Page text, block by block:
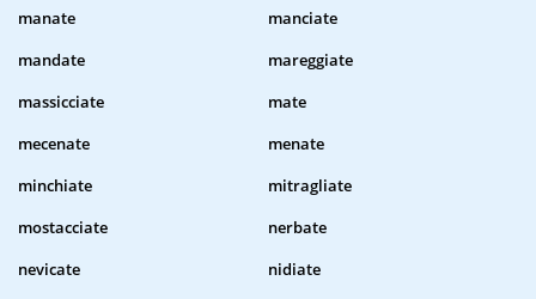
manate
manciate
mandate
mareggiate
massicciate
mate
mecenate
menate
minchiate
mitragliate
mostacciate
nerbate
nevicate
nidiate